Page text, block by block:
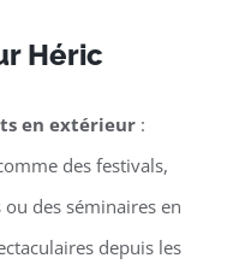
Héric
en extérieur:
des festivals,
des séminaires en
depuis les